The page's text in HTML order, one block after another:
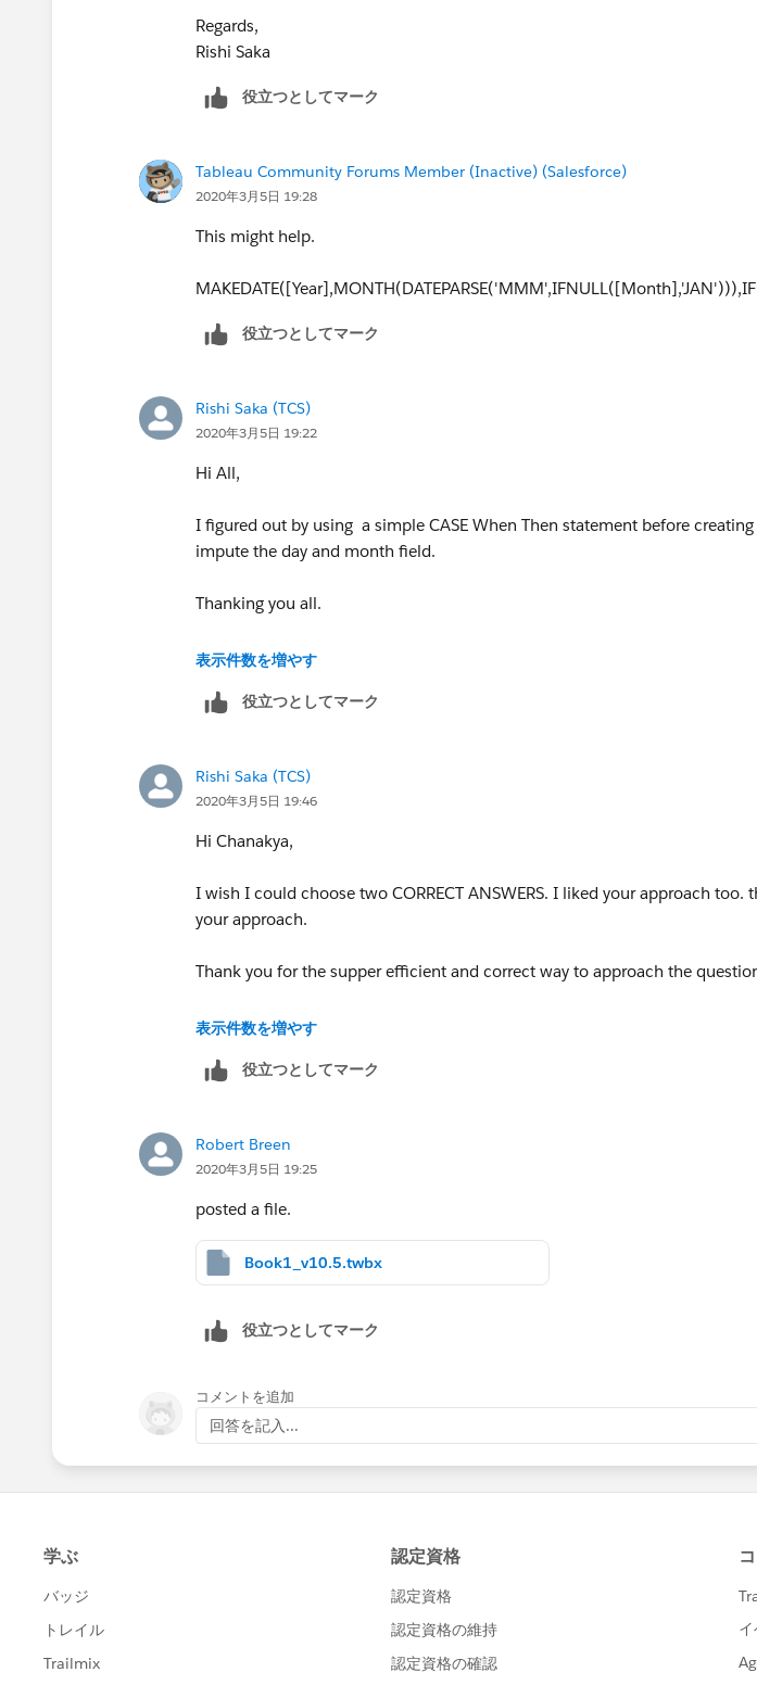
Regards,
Rishi Saka
役立つとしてマーク
Tableau Community Forums Member (Inactive) (Salesforce)
2020年3月5日 19:28
This might help.
役立つとしてマーク
Rishi Saka (TCS)
2020年3月5日 19:22
Hi All,
I figured out by using a simple CASE When Then statement before
impute the day and month field.
Thanking you all.
Regards,
表示件数を増やす
役立つとしてマーク
Rishi Saka (TCS)
2020年3月5日 19:46
Hi Chanakya,
I wish I could choose two CORRECT ANSWERS. I liked your approach too.
your approach.
Thank you for the supper efficient and correct way to approach the
Regards,
表示件数を増やす
役立つとしてマーク
Robert Breen
2020年3月5日 19:25
posted a file.
Book1_v10.5.twbx
役立つとしてマーク
コメントを追加
回答を記入...